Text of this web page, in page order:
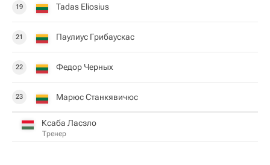
19 Tadas Eliosius
21 Паулиус Грибаускас
22 Федор Черных
23 Марюс Станкявичюс
Ксаба Ласзло
Тренер